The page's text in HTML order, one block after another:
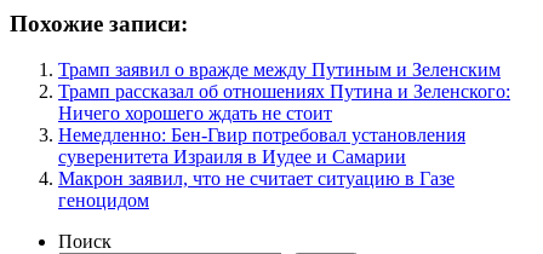
Похожие записи:
Трамп заявил о вражде между Путиным и Зеленским
Трамп рассказал об отношениях Путина и Зеленского:
Ничего хорошего ждать не стоит
Немедленно: Бен-Гвир потребовал установления
суверенитета Израиля в Иудее и Самарии
Макрон заявил, что не считает ситуацию в Газе
геноцидом
Поиск